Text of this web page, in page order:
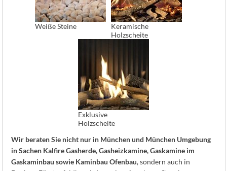
Weiße Steine
Keramische
Holzscheite
Exklusive
Holzscheite
Wir beraten Sie nicht nur in München und München Umgebung
in Sachen Kalfire Gasherde, Gasheizkamine, Gaskamine im
Gaskaminbau sowie Kaminbau Ofenbau, sondern auch in